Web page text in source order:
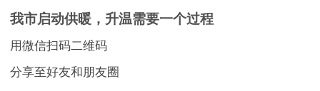
我市启动供暖，升温需要一个过程
用微信扫码二维码
分享至好友和朋友圈